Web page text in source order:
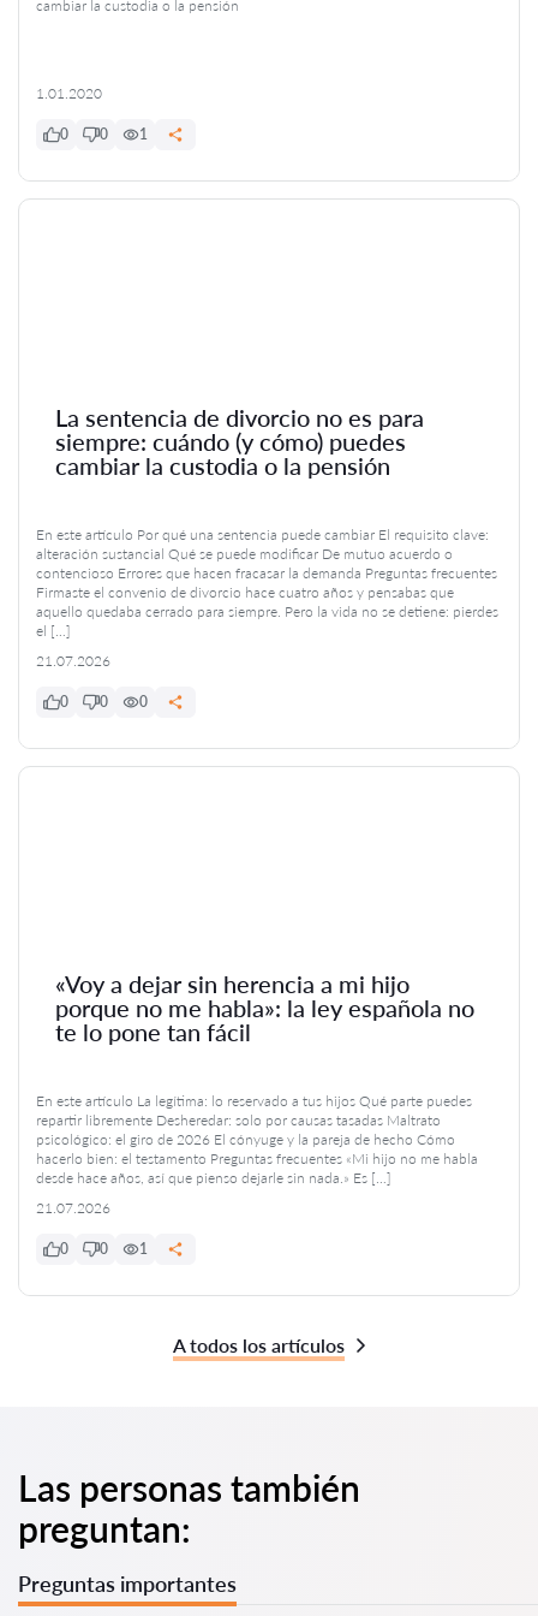
cambiar la custodia o la pensión
1.01.2020
0 0 1
La sentencia de divorcio no es para
siempre: cuándo (y cómo) puedes
cambiar la custodia o la pensión
En este artículo Por qué una sentencia puede cambiar El requisito clave:
alteración sustancial Qué se puede modificar De mutuo acuerdo o
contencioso Errores que hacen fracasar la demanda Preguntas frecuentes
Firmaste el convenio de divorcio hace cuatro años y pensabas que
aquello quedaba cerrado para siempre. Pero la vida no se detiene: pierdes
el […]
21.07.2026
0 0 0
«Voy a dejar sin herencia a mi hijo
porque no me habla»: la ley española no
te lo pone tan fácil
En este artículo La legítima: lo reservado a tus hijos Qué parte puedes
repartir libremente Desheredar: solo por causas tasadas Maltrato
psicológico: el giro de 2026 El cónyuge y la pareja de hecho Cómo
hacerlo bien: el testamento Preguntas frecuentes «Mi hijo no me habla
desde hace años, así que pienso dejarle sin nada.» Es […]
21.07.2026
0 0 1
A todos los artículos
Las personas también
preguntan:
Preguntas importantes